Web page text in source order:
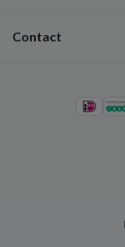
Contact